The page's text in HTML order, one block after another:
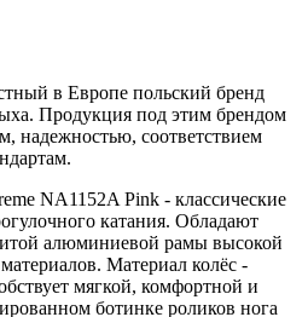
в Европе польский бренд
Продукция под этим брендом
надежностью, соответствием
NA1152A Pink - классические
катания. Обладают
алюминиевой рамы высокой
Материал колёс -
мягкой, комфортной и
ботинке роликов нога